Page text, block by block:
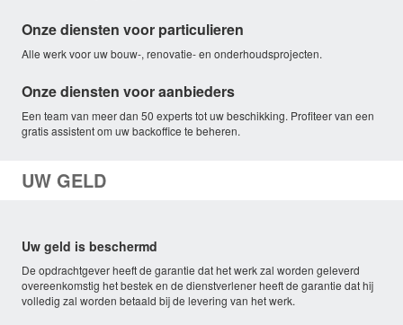
Onze diensten voor particulieren
Alle werk voor uw bouw-, renovatie- en onderhoudsprojecten.
Onze diensten voor aanbieders
Een team van meer dan 50 experts tot uw beschikking. Profiteer van een
gratis assistent om uw backoffice te beheren.
UW GELD
Uw geld is beschermd
De opdrachtgever heeft de garantie dat het werk zal worden geleverd
overeenkomstig het bestek en de dienstverlener heeft de garantie dat hij
volledig zal worden betaald bij de levering van het werk.